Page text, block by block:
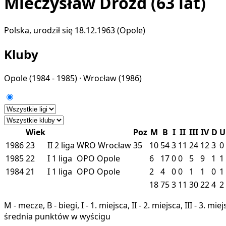
Polska, urodził się 18.12.1963 (Opole)
Kluby
Opole(1984 - 1985) · Wrocław(1986)
Wiek Poz M B I II III IV D U
198623 II2 liga WRO Wrocław35 10 543 11 24 123 0
198522 I 1 liga OPO Opole 6 1700 5 9 1 1
198421 I 1 liga OPO Opole 2 4 00 1 1 0 1
18753 11 30224 2
M - mecze, B - biegi, I - 1. miejsca, II - 2. miejsca, III - 3.
średnia punktów w wyścigu